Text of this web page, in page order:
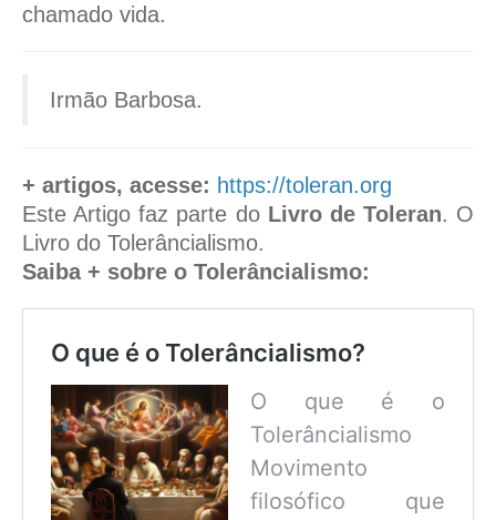
chamado vida.
Irmão Barbosa.
+ artigos, acesse: https://toleran.org
Este Artigo faz parte do Livro de Toleran. O
Livro do Tolerâncialismo.
Saiba + sobre o Tolerâncialismo:
O que é o Tolerâncialismo?
O que é o
Tolerâncialismo
Movimento
filosófico que